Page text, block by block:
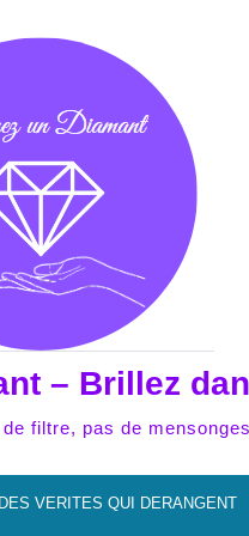
– Brillez
filtre, pas de
DES VERITES QUI DERANGENT